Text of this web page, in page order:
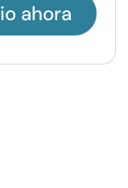
ahora